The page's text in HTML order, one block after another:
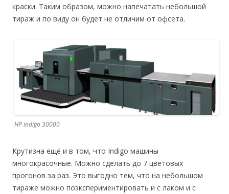
краски. Таким образом, можно напечатать небольшой
тираж и по виду он будет не отличим от офсета.
HP indigo 30000
Крутизна ещё и в том, что Indigo машины
многокрасочные. Можно сделать до 7 цветовых
прогонов за раз. Это выгодно тем, что на небольшом
тираже можно поэкспериментировать и с лаком и с